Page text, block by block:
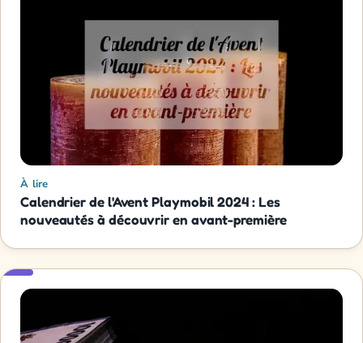
À lire
Calendrier de l'Avent Playmobil 2024 : Les
nouveautés à découvrir en avant-première